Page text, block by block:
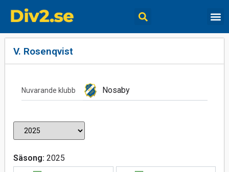
V. Rosenqvist
Nuvarande klubb Nosaby
Säsong: 2025